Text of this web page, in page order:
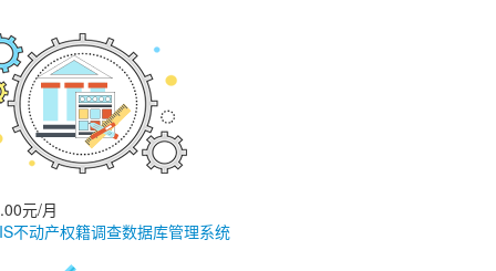
元/月
不动产权籍调查数据库管理系统